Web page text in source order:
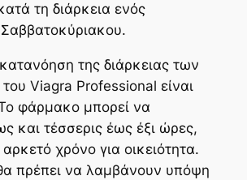
τη διάρκεια ενός
της διάρκειας των
Viagra Professional είναι
φάρμακο μπορεί να
και τέσσερις έως έξι ώρες,
χρόνο για οικειότητα.
πρέπει να λαμβάνουν υπόψη